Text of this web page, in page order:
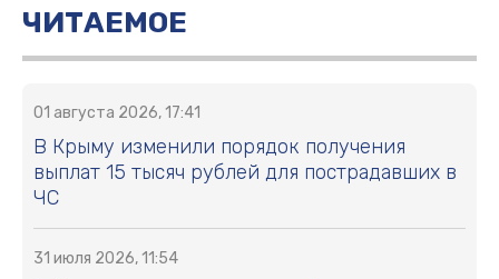
ЧИТАЕМОЕ
01 августа 2026, 17:41
В Крыму изменили порядок получения
выплат 15 тысяч рублей для пострадавших в
ЧС
31 июля 2026, 11:54